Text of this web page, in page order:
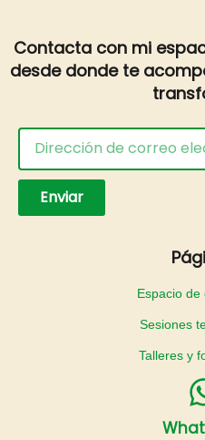
Contacta con mi
desde donde te
Enviar
Espacio de
Sesiones
Talleres y